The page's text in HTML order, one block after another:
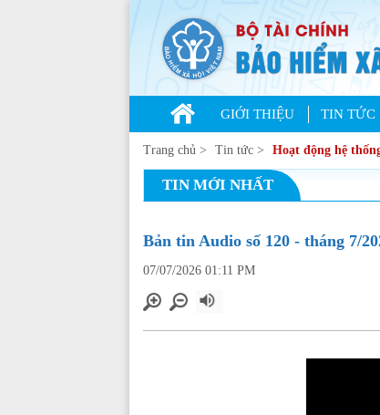
GIỚI THIỆU TIN TỨC
Trang chủ > Tin tức > Hoạt động hệ
TIN MỚI NHẤT
Bản tin Audio số 120 - tháng 7/
07/07/2026 01:11 PM